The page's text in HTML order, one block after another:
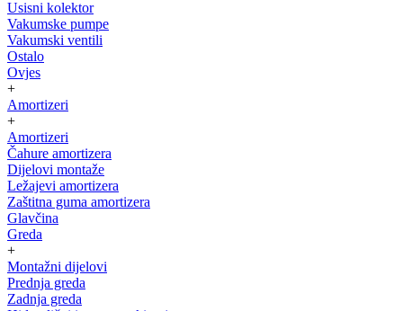
Usisni kolektor
Vakumske pumpe
Vakumski ventili
Ostalo
Ovjes
+
Amortizeri
+
Amortizeri
Čahure amortizera
Dijelovi montaže
Ležajevi amortizera
Zaštitna guma amortizera
Glavčina
Greda
+
Montažni dijelovi
Prednja greda
Zadnja greda